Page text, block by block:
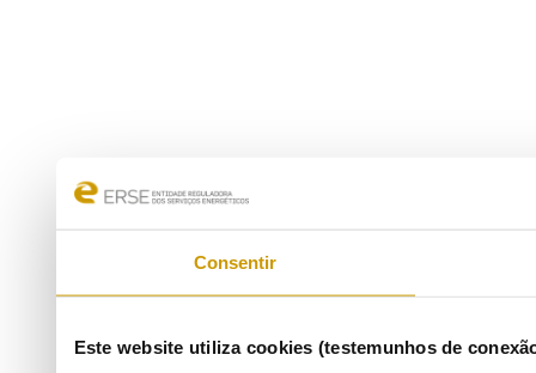
Consentir
Este website utiliza cookies (testemunhos de